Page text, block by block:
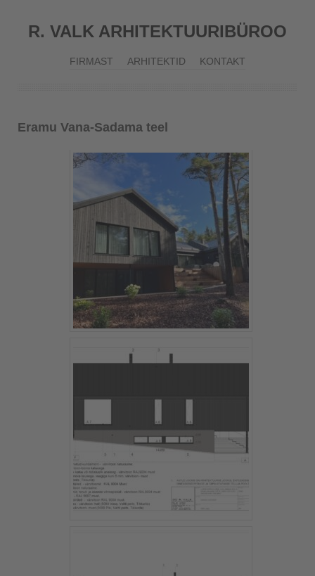
R. VALK ARHITEKTUURIBÜROO
FIRMAST ARHITEKTID KONTAKT
Eramu Vana-Sadama teel